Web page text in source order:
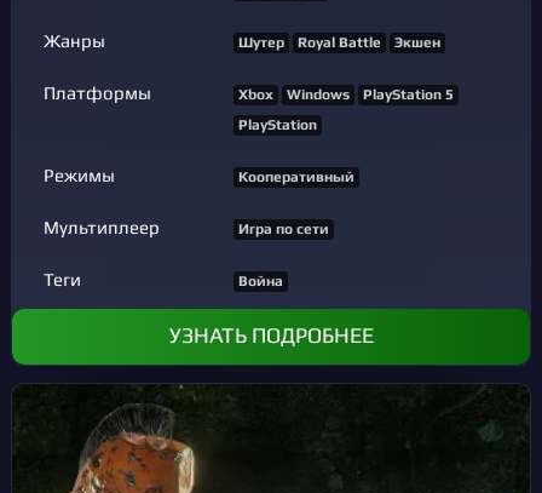
Жанры Шутер Royal Battle Экшен
Платформы Xbox Windows
PlayStation 5
PlayStation
Режимы Кооперативный
Мультиплеер Игра по сети
Теги Война
УЗНАТЬ ПОДРОБНЕЕ